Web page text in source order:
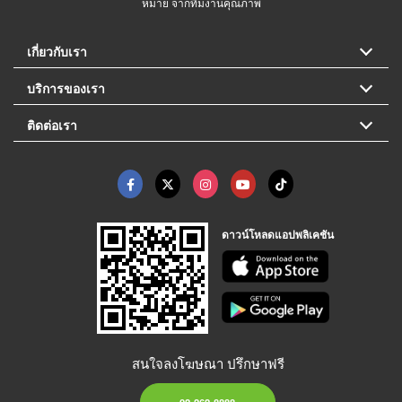
เกี่ยวกับเรา
บริการของเรา
ติดต่อเรา
ดาวน์โหลดแอปพลิเคชัน
สนใจลงโฆษณา ปรึกษาฟรี